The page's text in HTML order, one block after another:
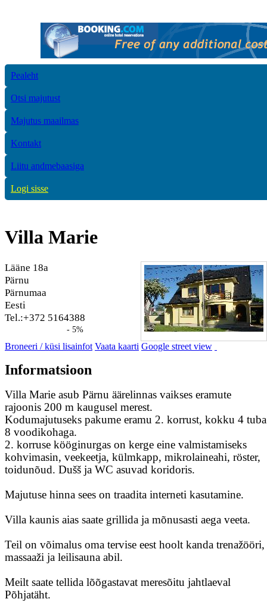
Pealeht
Otsi majutust
Majutus maailmas
Kontakt
Liitu andmebaasiga
Logi sisse
Villa Marie
Lääne 18a
Pärnu
Pärnumaa
Eesti
Tel.:+372 5164388
- 5%
Broneeri / küsi lisainfot Vaata kaarti Google street view
Informatsioon
Villa Marie asub Pärnu äärelinnas vaikses eramute
rajoonis 200 m kaugusel merest.
Kodumajutuseks pakume eramu 2. korrust, kokku 4 tuba
8 voodikohaga.
2. korruse kööginurgas on kerge eine valmistamiseks
kohvimasin, veekeetja, külmkapp, mikrolaineahi, röster,
toidunõud. Dušš ja WC asuvad koridoris.
Majutuse hinna sees on traadita interneti kasutamine.
Villa kaunis aias saate grillida ja mõnusasti aega veeta.
Teil on võimalus oma tervise eest hoolt kanda trenažööri,
massaaži ja leilisauna abil.
Meilt saate tellida lõõgastavat meresõitu jahtlaeval
Põhjatäht.